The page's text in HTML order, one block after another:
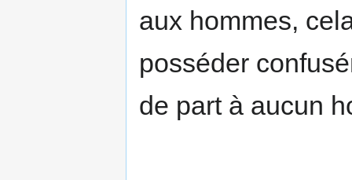
aux hommes,
posséder
de part à aucun